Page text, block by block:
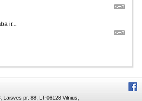
ir...
pr. 88, LT-06128 Vilnius,